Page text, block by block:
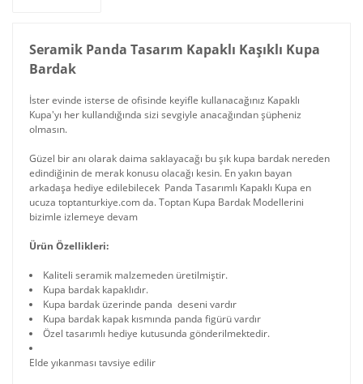
Seramik Panda Tasarım Kapaklı Kaşıklı Kupa
Bardak
İster evinde isterse de ofisinde keyifle kullanacağınız Kapaklı
Kupa'yı her kullandığında sizi sevgiyle anacağından şüpheniz
olmasın.
Güzel bir anı olarak daima saklayacağı bu şık kupa bardak nereden
edindiğinin de merak konusu olacağı kesin. En yakın bayan
arkadaşa hediye edilebilecek Panda Tasarımlı Kapaklı Kupa en
ucuza toptanturkiye.com da. Toptan Kupa Bardak Modellerini
bizimle izlemeye devam
Ürün Özellikleri:
Kaliteli seramik malzemeden üretilmiştir.
Kupa bardak kapaklıdır.
Kupa bardak üzerinde panda deseni vardır
Kupa bardak kapak kısmında panda figürü vardır
Özel tasarımlı hediye kutusunda gönderilmektedir.
Elde yıkanması tavsiye edilir